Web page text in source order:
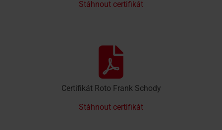
Stáhnout certifikát
Certifikát Roto Frank Schody
Stáhnout certifikát